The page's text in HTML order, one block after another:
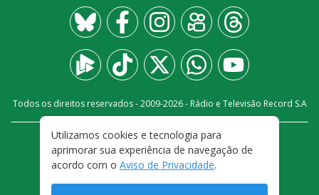
Todos os direitos reservados - 2009-2026- Rádio e Televisão Record S.A
FALE CONOSCO
PRIVACIDADE
TERMOS E CONDIÇÕES DE USO
Utilizamos cookies e tecnologia para
aprimorar sua experiência de navegação de
acordo com o Aviso de Privacidade.